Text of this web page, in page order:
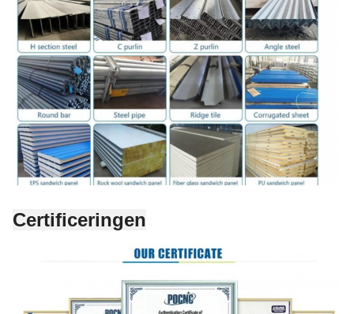
Certificeringen